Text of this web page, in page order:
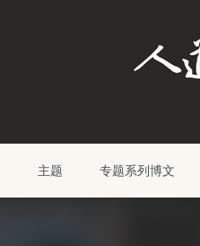
主题 专题系列博文